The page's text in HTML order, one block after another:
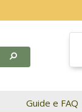
Guide e FAQ